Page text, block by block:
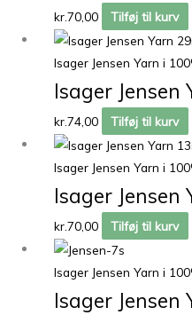
kr.70,00 Tilføj til kurv
Isager Jensen Yarn i
Isager Jensen
kr.74,00 Tilføj til kurv
Isager Jensen Yarn i
Isager Jensen
kr.70,00 Tilføj til kurv
Isager Jensen Yarn i
Isager Jensen